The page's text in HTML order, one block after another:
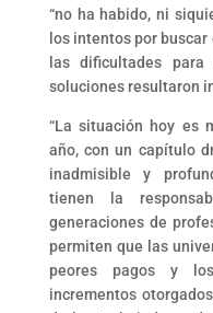
“no ha habido, ni
los intentos por
las dificultades
soluciones resultaron
“La situación hoy es
año, con un capítulo
inadmisible y
tienen la
generaciones de
permiten que las
peores pagos y
incrementos